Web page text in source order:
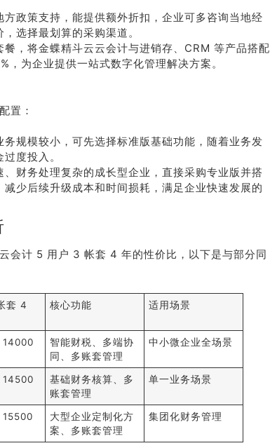
政策支持，能提供额外折扣，企业可多咨询当地经
选择最划算的采购渠道。
餐，将金蝶精斗云云会计与进销存、CRM 等产品搭配
为企业提供一站式数字化管理解决方案。
置：
务规模较小，可先选择标准版基础功能，随着业务发
度投入。
、财务处理复杂的成长型企业，直接采购专业版并搭
少后续升级成本和时间损耗，满足企业快速发展的
会计 5 用户 3 帐套 4 年的性价比，以下是与部分同
套 4
核心功能 适用场景
智能财税、多端协
同、多账套管理
中小微企业全场景
基础财务核算、多
账套管理
单一业务场景
大型企业定制化方
案、多账套管理
集团化财务管理